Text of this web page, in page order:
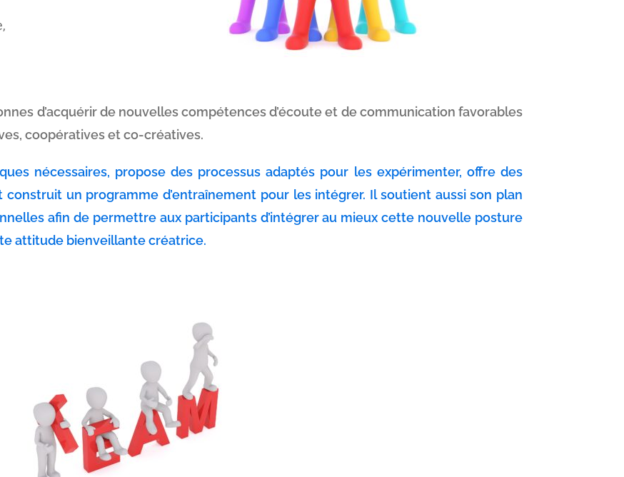
d’acquérir de nouvelles compétences d’écoute et de communication favorables
coopératives et co-créatives.
nécessaires, propose des processus adaptés pour les expérimenter, offre des
un programme d’entraînement pour les intégrer. Il soutient aussi son plan
afin de permettre aux participants d’intégrer au mieux cette nouvelle posture
attitude bienveillante créatrice.